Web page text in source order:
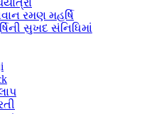
રમણ મહર્ષિ
સુખદ સંનિધિમાં